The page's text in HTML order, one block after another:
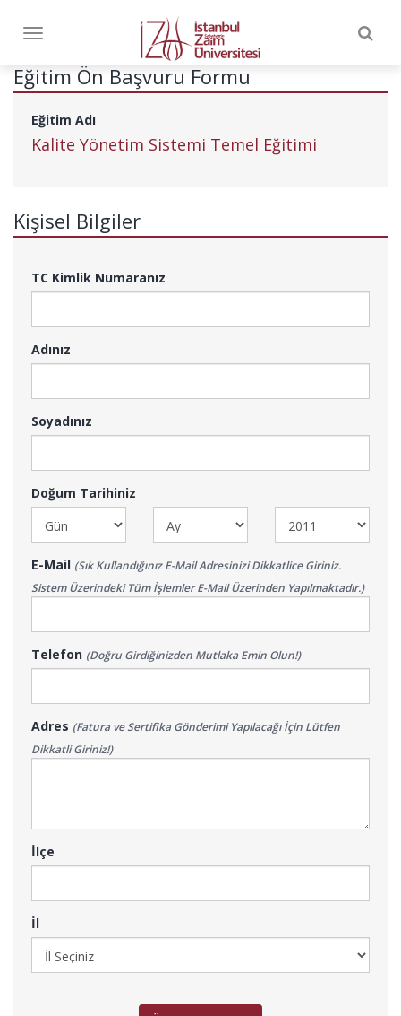
Toggle
Eğitim Ön Başvuru Formu
Eğitim Adı
Kalite Yönetim Sistemi Temel Eğitimi
Kişisel Bilgiler
TC Kimlik Numaranız
Adınız
Soyadınız
Doğum Tarihiniz
E-Mail (Sık Kullandığınız E-Mail Adresinizi Dikkatlice Giriniz.
Sistem Üzerindeki Tüm İşlemler E-Mail Üzerinden Yapılmaktadır.)
Telefon (Doğru Girdiğinizden Mutlaka Emin Olun!)
Adres (Fatura ve Sertifika Gönderimi Yapılacağı İçin Lütfen
Dikkatli Giriniz!)
İlçe
İl